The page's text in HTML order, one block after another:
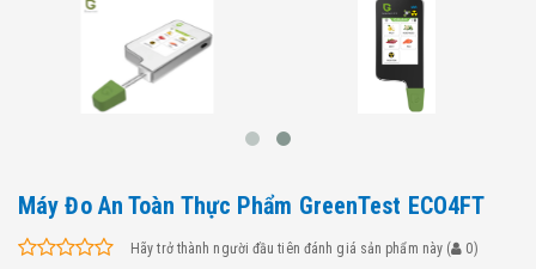
Máy Đo An Toàn Thực Phẩm GreenTest ECO4FT
Hãy trở thành người đầu tiên đánh giá sản phẩm này ( 0)